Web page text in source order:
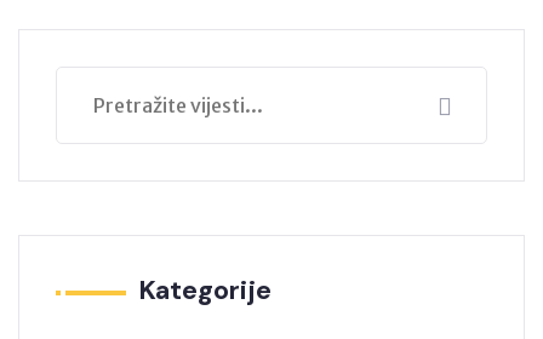
Kategorije